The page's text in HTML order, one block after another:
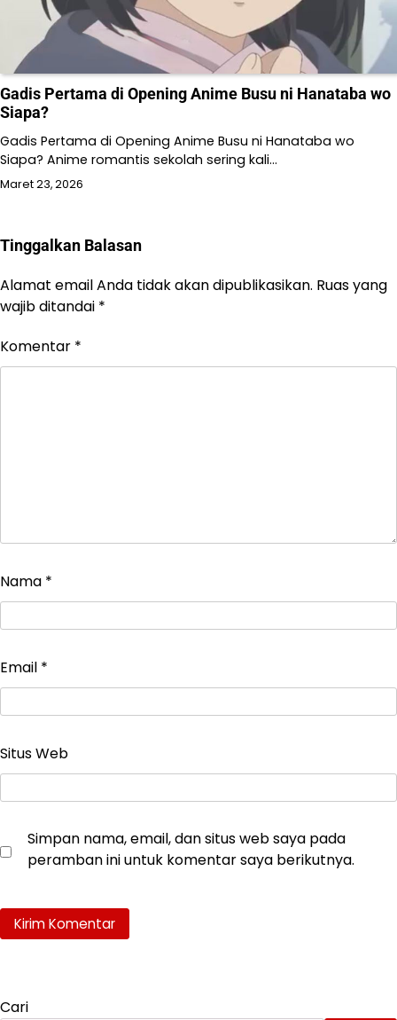
Gadis Pertama di Opening Anime Busu ni Hanataba wo
Siapa?
Gadis Pertama di Opening Anime Busu ni Hanataba wo
Siapa? Anime romantis sekolah sering kali…
Maret 23, 2026
Tinggalkan Balasan
Alamat email Anda tidak akan dipublikasikan. Ruas yang
wajib ditandai *
Komentar *
Nama *
Email *
Situs Web
Simpan nama, email, dan situs web saya pada
peramban ini untuk komentar saya berikutnya.
Cari